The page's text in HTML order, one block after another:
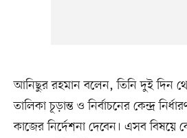
আনিছুর রহমান বলেন, তিনি দুই দিন
তালিকা চূড়ান্ত ও নির্বাচনের কেন্দ্র
কাজের নির্দেশনা দেবেন। এসব